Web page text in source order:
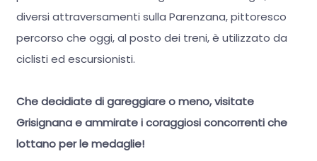
diversi attraversamenti sulla Parenzana, pittoresco
percorso che oggi, al posto dei treni, è utilizzato da
ciclisti ed escursionisti.
Che decidiate di gareggiare o meno, visitate
Grisignana e ammirate i coraggiosi concorrenti che
lottano per le medaglie!